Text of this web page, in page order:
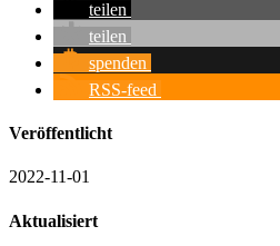
teilen
teilen
spenden
RSS-feed
Veröffentlicht
2022-11-01
Aktualisiert